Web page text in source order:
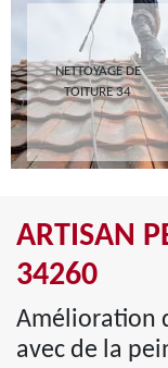
NETTOYAGE DE
TOITURE 34
ARTISAN
34260
Amélioration
avec de la